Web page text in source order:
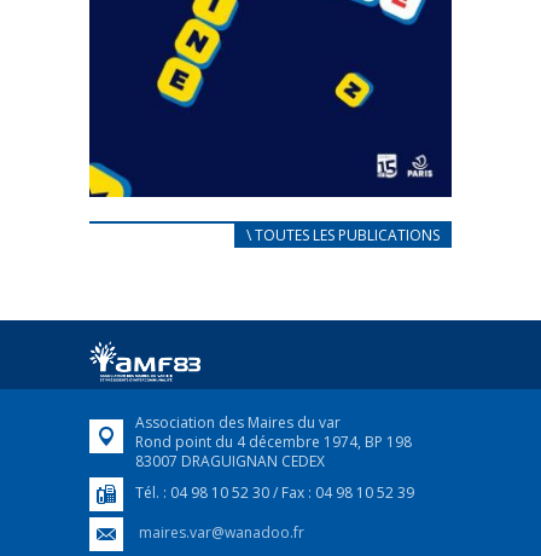
CARNET D’ACCUEIL
Afin d’accompagner au mieux les réfugiés
FEUILLETER
\ TOUTES LES PUBLICATIONS
Association des Maires du var
Rond point du 4 décembre 1974, BP 198
83007 DRAGUIGNAN CEDEX
Tél. : 04 98 10 52 30 / Fax : 04 98 10 52 39
maires.var@wanadoo.fr